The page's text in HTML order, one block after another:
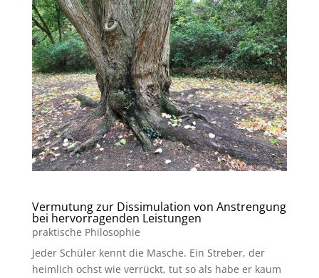
Vermutung zur Dissimulation von Anstrengung
bei hervorragenden Leistungen
praktische Philosophie
Jeder Schüler kennt die Masche. Ein Streber, der
heimlich ochst wie verrückt, tut so als habe er kaum